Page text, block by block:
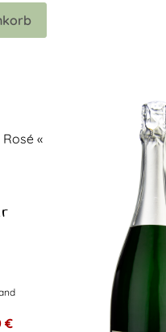
«
€